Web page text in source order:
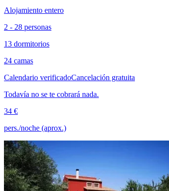
Alojamiento entero
2 - 28 personas
13 dormitorios
24 camas
Calendario verificadoCancelación gratuita
Todavía no se te cobrará nada.
34 €
pers./noche (aprox.)